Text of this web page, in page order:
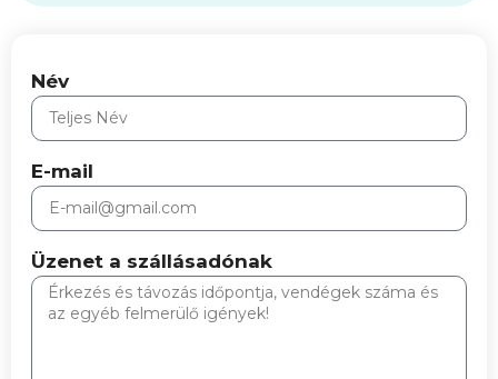
Név
E-mail
Üzenet a szállásadónak